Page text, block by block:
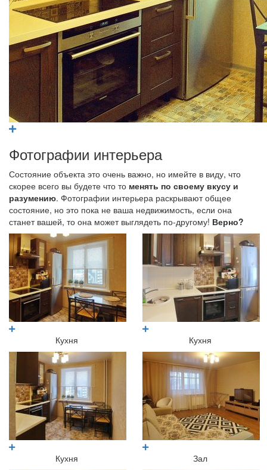
Фотографии интерьера
Состояние объекта это очень важно, но имейте в виду, что
скорее всего вы будете что то менять по своему вкусу и
разумению. Фотографии интерьера раскрывают общее
состояние, но это пока не ваша недвижимость, если она
станет вашей, то она может выглядеть по-другому! Верно?
Кухня Кухня
Кухня Зал